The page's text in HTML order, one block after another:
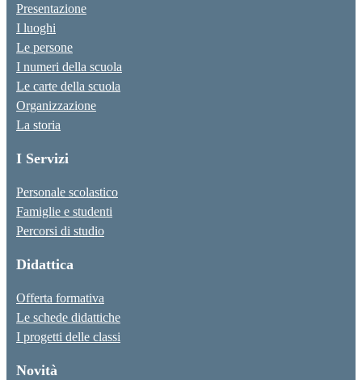
Presentazione
I luoghi
Le persone
I numeri della scuola
Le carte della scuola
Organizzazione
La storia
I Servizi
Personale scolastico
Famiglie e studenti
Percorsi di studio
Didattica
Offerta formativa
Le schede didattiche
I progetti delle classi
Novità